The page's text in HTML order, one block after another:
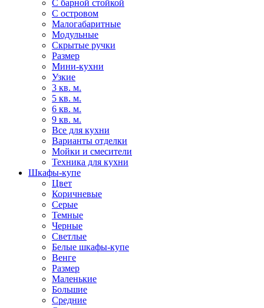
С барной стойкой
С островом
Малогабаритные
Модульные
Скрытые ручки
Размер
Мини-кухни
Узкие
3 кв. м.
5 кв. м.
6 кв. м.
9 кв. м.
Все для кухни
Варианты отделки
Мойки и смесители
Техника для кухни
Шкафы-купе
Цвет
Коричневые
Серые
Темные
Черные
Светлые
Белые шкафы-купе
Венге
Размер
Маленькие
Большие
Средние